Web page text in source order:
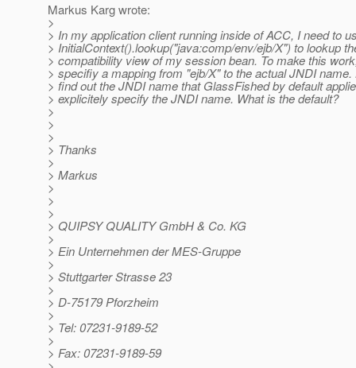
Markus Karg wrote:
>
> In my application client running inside of ACC, I need to
> InitialContext().lookup("java:comp/env/ejb/X") to lookup
> compatibility view of my session bean. To make this
> specifiy a mapping from "ejb/X" to the actual JNDI name.
> find out the JNDI name that GlassFished by default
> explicitely specify the JNDI name. What is the default?
>
>
>
> Thanks
>
> Markus
>
>
>
> QUIPSY QUALITY GmbH & Co. KG
>
> Ein Unternehmen der MES-Gruppe
>
> Stuttgarter Strasse 23
>
> D-75179 Pforzheim
>
> Tel: 07231-9189-52
>
> Fax: 07231-9189-59